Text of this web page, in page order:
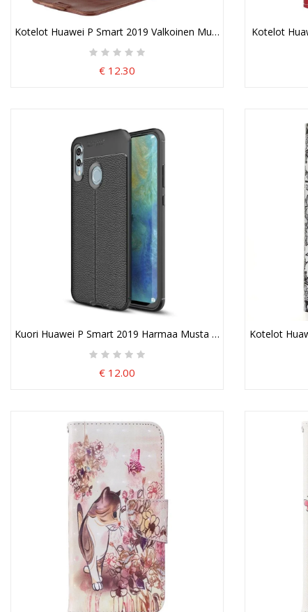
Kotelot Huawei P Smart 2019 Valkoinen Musta Retro-Taitto
€ 12.30
Kotelot
Kuori Huawei P Smart 2019 Harmaa Musta Kaksilinjainen Litsi
€ 12.00
Kotelot